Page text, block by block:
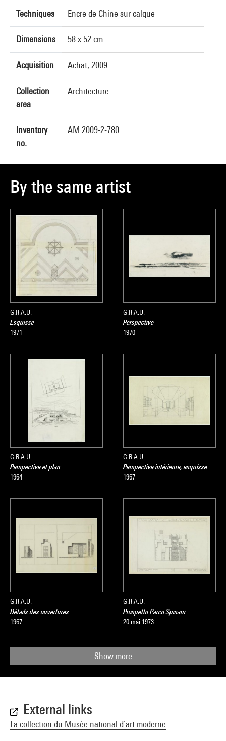
Techniques Encre de Chine sur calque
Dimensions 58 x 52 cm
Acquisition Achat, 2009
Collection
area
Architecture
Inventory
no.
AM 2009-2-780
By the same artist
G.R.A.U.
Esquisse
1971
G.R.A.U.
Perspective
1970
G.R.A.U.
Perspective et plan
1964
G.R.A.U.
Perspective intérieure, esquisse
1967
G.R.A.U.
Détails des ouvertures
1967
G.R.A.U.
Prospetto Parco Spisani
20 mai 1973
Show more
External links
La collection du Musée national d’art moderne